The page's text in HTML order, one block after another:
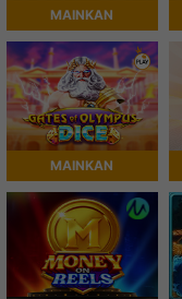
MAINKAN
MAINKAN